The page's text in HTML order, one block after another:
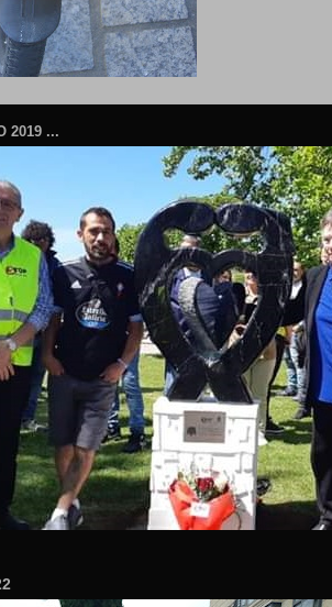
2019 ...